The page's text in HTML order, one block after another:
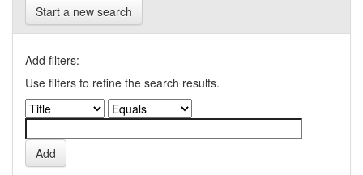
Start a new search
Add filters:
Use filters to refine the search results.